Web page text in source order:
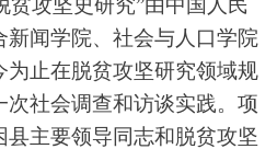
贫攻坚史研究”由中国人民
新闻学院、社会与人口学院
为止在脱贫攻坚研究领域规
社会调查和访谈实践。项
县主要领导同志和脱贫攻坚